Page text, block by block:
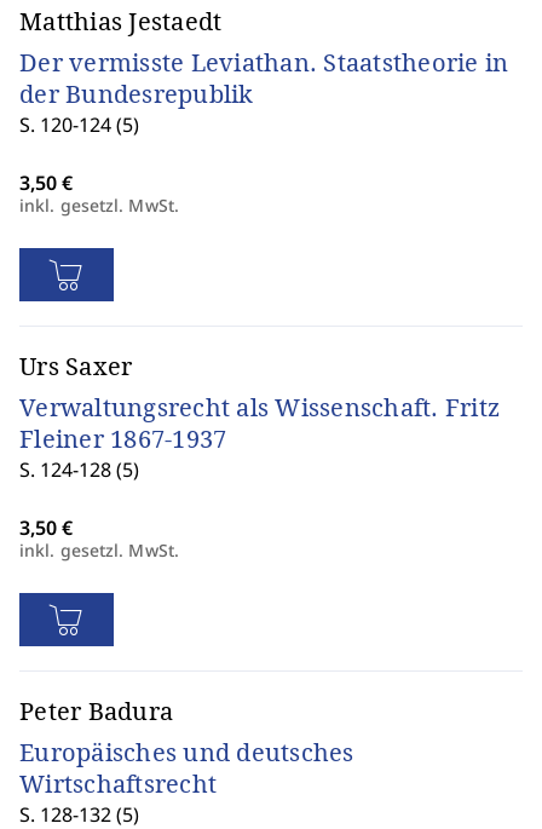
Matthias Jestaedt
Der vermisste Leviathan. Staatstheorie in
der Bundesrepublik
S. 120-124 (5)
inkl. gesetzl. MwSt.
Urs Saxer
Verwaltungsrecht als Wissenschaft. Fritz
Fleiner 1867-1937
S. 124-128 (5)
inkl. gesetzl. MwSt.
Peter Badura
Europäisches und deutsches
Wirtschaftsrecht
S. 128-132 (5)